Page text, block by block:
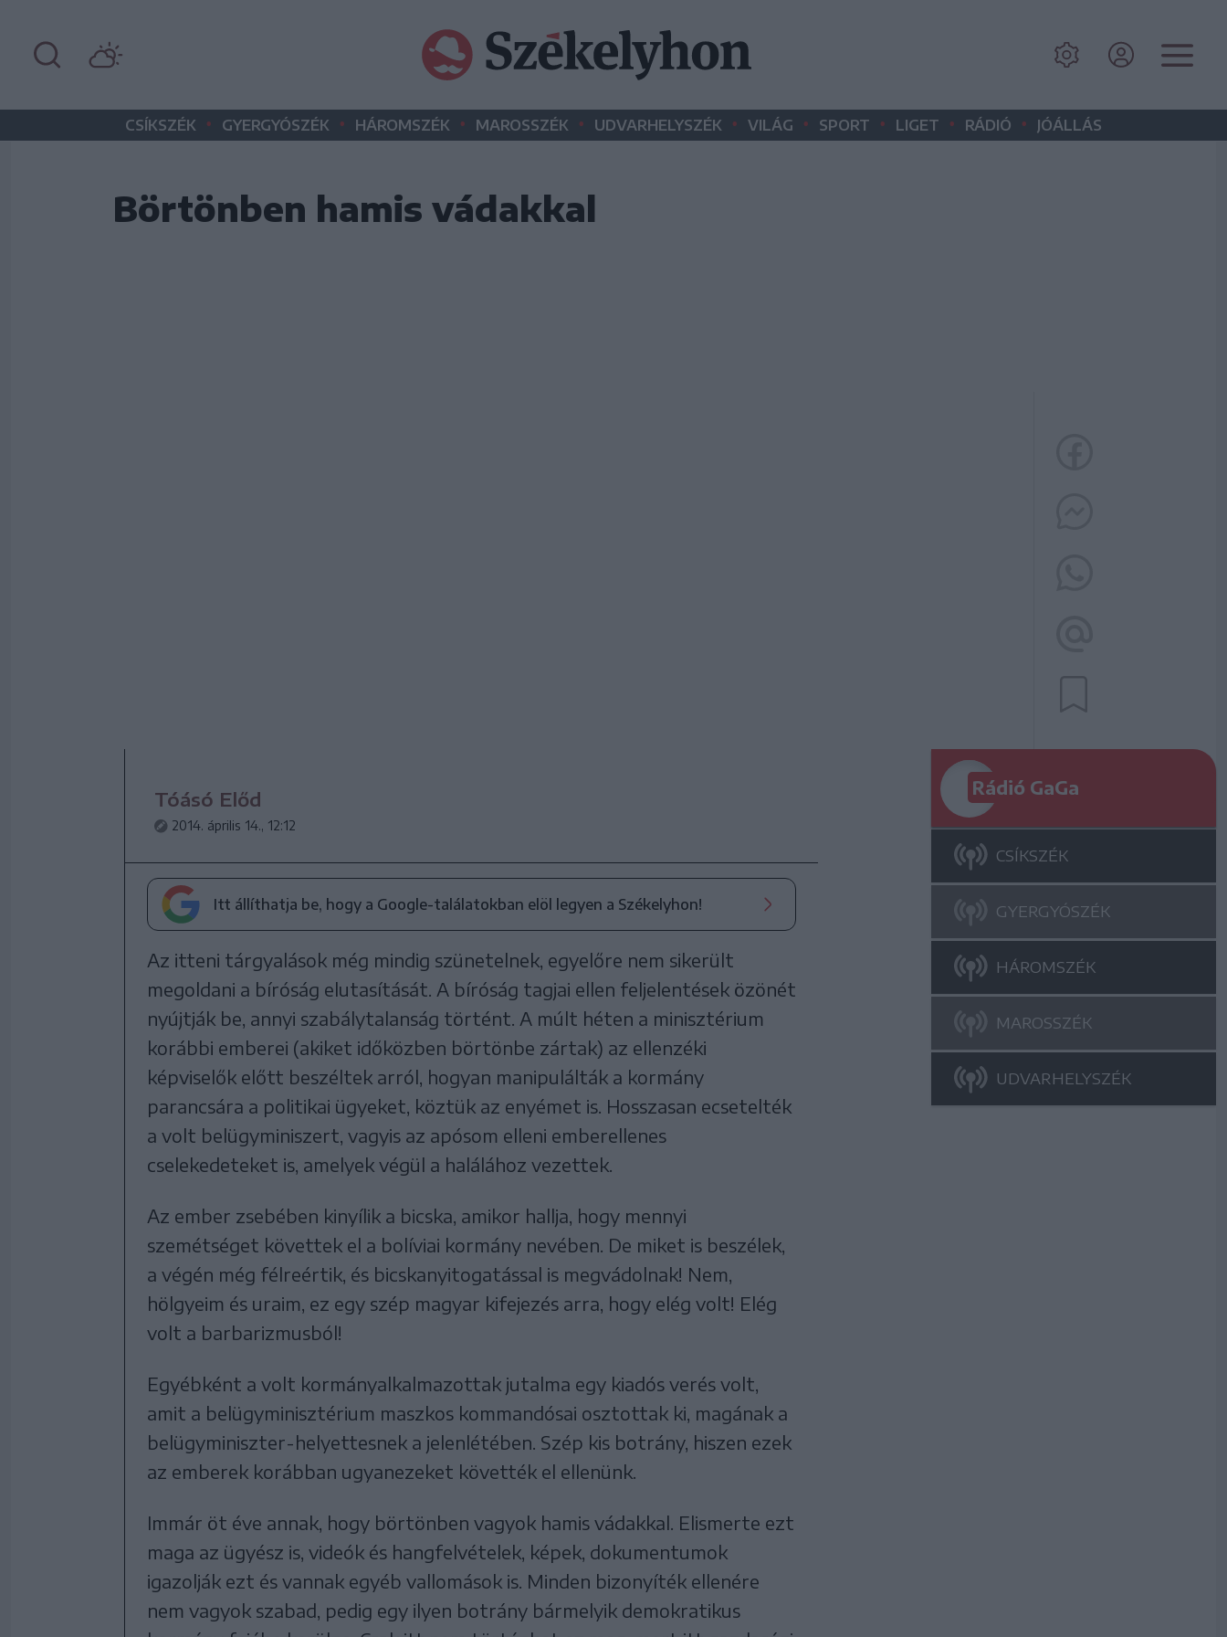
CSÍKSZÉK • GYERGYÓSZÉK • HÁROMSZÉK • MAROSSZÉK • UDVARHELYSZÉK • VILÁG • SPORT • LIGET • RÁDIÓ • JÓÁLLÁS
Börtönben hamis vádakkal
Tóásó Előd
2014. április 14., 12:12
Itt állíthatja be, hogy a Google-találatokban elöl legyen a Székelyhon!
Az itteni tárgyalások még mindig szünetelnek, egyelőre nem sikerült
megoldani a bíróság elutasítását. A bíróság tagjai ellen feljelentések özönét
nyújtják be, annyi szabálytalanság történt. A múlt héten a minisztérium
korábbi emberei (akiket időközben börtönbe zártak) az ellenzéki
képviselők előtt beszéltek arról, hogyan manipulálták a kormány
parancsára a politikai ügyeket, köztük az enyémet is. Hosszasan ecsetelték
a volt belügyminiszert, vagyis az apósom elleni emberellenes
cselekedeteket is, amelyek végül a halálához vezettek.
Az ember zsebében kinyílik a bicska, amikor hallja, hogy mennyi
szemétséget követtek el a bolíviai kormány nevében. De miket is beszélek,
a végén még félreértik, és bicskanyitogatással is megvádolnak! Nem,
hölgyeim és uraim, ez egy szép magyar kifejezés arra, hogy elég volt! Elég
volt a barbarizmusból!
Egyébként a volt kormányalkalmazottak jutalma egy kiadós verés volt,
amit a belügyminisztérium maszkos kommandósai osztottak ki, magának a
belügyminiszter-helyettesnek a jelenlétében. Szép kis botrány, hiszen ezek
az emberek korábban ugyanezeket követték el ellenünk.
Immár öt éve annak, hogy börtönben vagyok hamis vádakkal. Elismerte ezt
maga az ügyész is, videók és hangfelvételek, képek, dokumentumok
igazolják ezt és vannak egyéb vallomások is. Minden bizonyíték ellenére
nem vagyok szabad, pedig egy ilyen botrány bármelyik demokratikus
Rádió GaGa
CSÍKSZÉK
GYERGYÓSZÉK
HÁROMSZÉK
MAROSSZÉK
UDVARHELYSZÉK